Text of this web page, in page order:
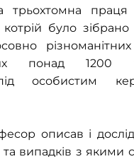
трьохтомна праця
було
різноманітних
понад 1200
особистим
описав і
випадків з якими